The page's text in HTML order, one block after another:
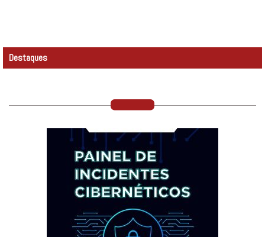
Destaques